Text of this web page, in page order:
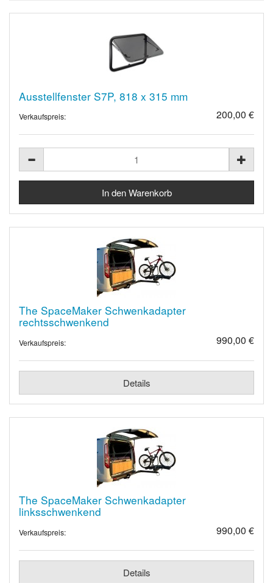
Ausstellfenster S7P, 818 x 315 mm
Verkaufspreis: 200,00 €
The SpaceMaker Schwenkadapter
rechtsschwenkend
Verkaufspreis: 990,00 €
Details
The SpaceMaker Schwenkadapter
linksschwenkend
Verkaufspreis: 990,00 €
Details